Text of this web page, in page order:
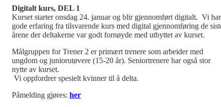
Digitalt kurs, DEL 1
Kurset starter onsdag 24. januar og blir gjennomført digitalt. Vi har
gode erfaring fra tilsvarende kurs med digital gjennomføring de
årene der deltakerne var godt fornøyde med utbyttet av kurset.
Målgruppen for Trener 2 er primært trenere som arbeider med
ungdom og juniorutøvere (15-20 år). Seniortrenere har også stor
nytte av kurset.
Vi oppfordrer spesielt kvinner til å delta.
Påmelding gjøres: her